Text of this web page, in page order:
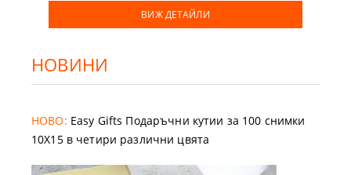
ВИЖ ДЕТАЙЛИ
НОВИНИ
НОВО: Easy Gifts Подаръчни кутии за 100 снимки
10X15 в четири различни цвята